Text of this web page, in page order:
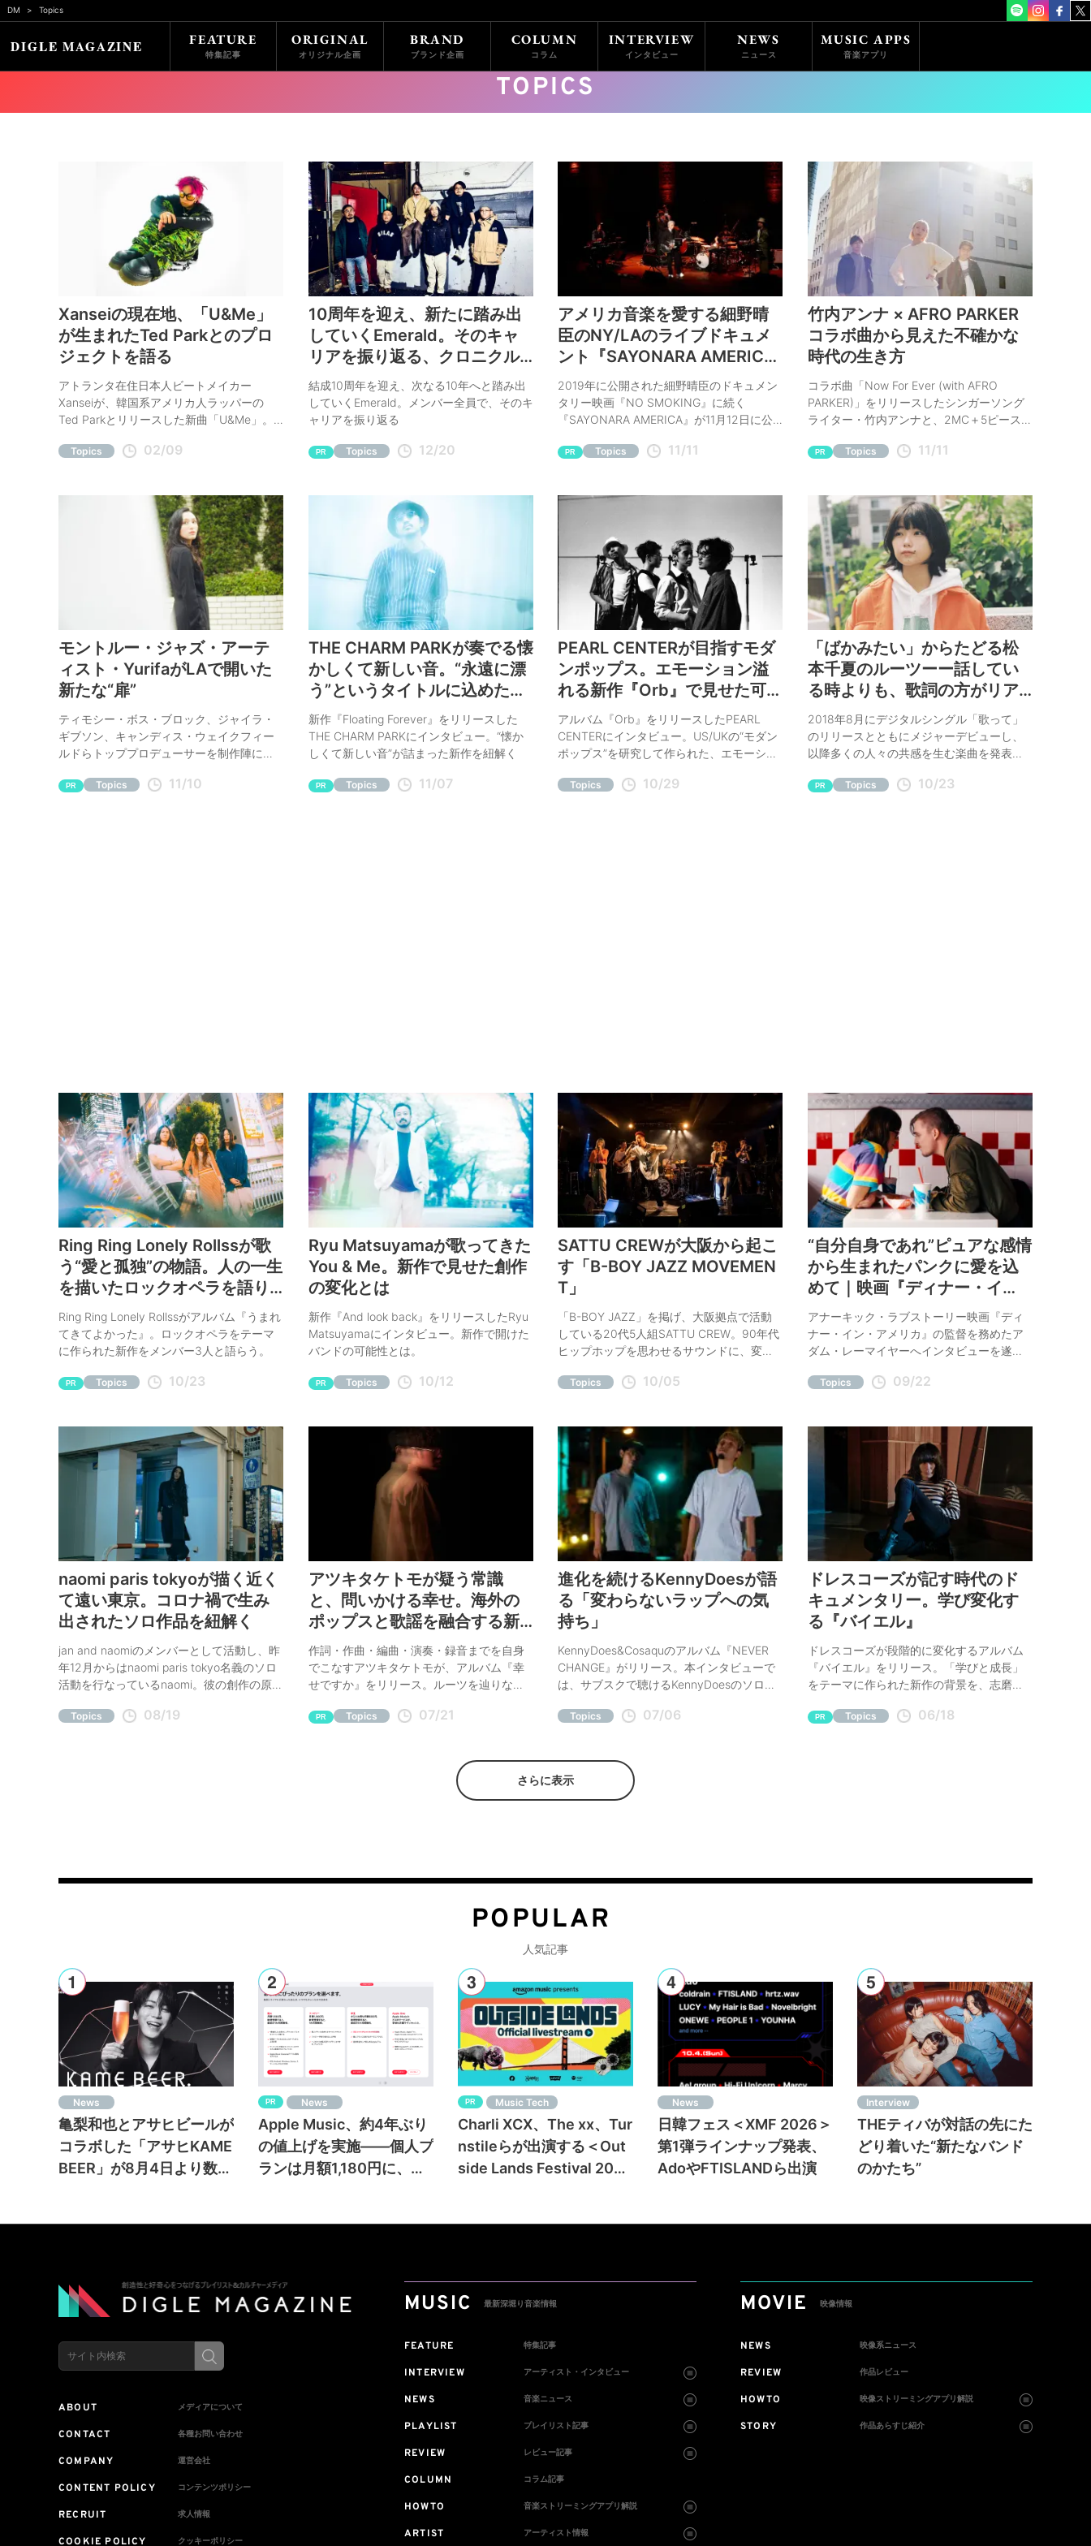
DM Topics
FEATURE
特集記事
ORIGINAL
オリジナル企画
BRAND
ブランド企画
COLUMN
コラム
INTERVIEW
インタビュー
NEWS
ニュース
MUSIC APPS
音楽アプリ
TOPICS
Xanseiの現在地、「U&Me」
が生まれたTed Parkとのプロ
ジェクトを語る
アトランタ在住日本人ビートメイカー
Xanseiが、韓国系アメリカ人ラッパーの
Ted Parkとリリースした新曲「U&Me」。
Xanseiの今を紐解く活動の振り返り、心境
深く探るプレイリストも。
Topics 02/09
10周年を迎え、新たに踏み出
していくEmerald。そのキャ
リアを振り返る、クロニクル
インタビュー
結成10周年を迎え、次なる10年へと踏み出
していくEmerald。メンバー全員で、そのキ
ャリアを振り返る
PR Topics 12/20
アメリカ音楽を愛する細野晴
臣のNY/LAのライブドキュメ
ント『SAYONARA AMERIC
A』監督・佐渡岳利インタビュ
ー
2019年に公開された細野晴臣のドキュメン
タリー映画『NO SMOKING』に続く
『SAYONARA AMERICA』が11月12日に公
者が映画の感想を直接述べながら、映画制
PR Topics 11/11
竹内アンナ × AFRO PARKER
コラボ曲から見えた不確かな
時代の生き方
コラボ曲「Now For Ever (with AFRO
PARKER)」をリリースしたシンガーソング
ライター・竹内アンナと、2MC＋5ピースバ
の異なる2組による、ポジティブなフィーリ
PR Topics 11/11
モントルー・ジャズ・アーテ
ィスト・YurifaがLAで開いた
新たな“扉”
ティモシー・ボス・ブロック、ジャイラ・
ギブソン、キャンディス・ウェイクフィー
ルドらトッププロデューサーを制作陣に迎
インタビュー。Yurifaが第一線のプロデュー
PR Topics 11/10
THE CHARM PARKが奏でる懐
かしくて新しい音。“永遠に漂
う”というタイトルに込めた想
い
新作『Floating Forever』をリリースした
THE CHARM PARKにインタビュー。“懐か
しくて新しい音”が詰まった新作を紐解く
PR Topics 11/07
PEARL CENTERが目指すモダ
ンポップス。エモーション溢
れる新作『Orb』で見せた可能
性
アルバム『Orb』をリリースしたPEARL
CENTERにインタビュー。US/UKの“モダン
ポップス”を研究して作られた、エモーショ
Topics 10/29
「ばかみたい」からたどる松
本千夏のルーツーー話してい
る時よりも、歌詞の方がリア
ル
2018年8月にデジタルシングル「歌って」
のリリースとともにメジャーデビューし、
以降多くの人々の共感を生む楽曲を発表し
にインタビュー。彼女自身のルーツを遡り
PR Topics 10/23
Ring Ring Lonely Rollssが歌
う“愛と孤独”の物語。人の一生
を描いたロックオペラを語り
合う
Ring Ring Lonely Rollssがアルバム『うまれ
てきてよかった』。ロックオペラをテーマ
に作られた新作をメンバー3人と語らう。
PR Topics 10/23
Ryu Matsuyamaが歌ってきた
You & Me。新作で見せた創作
の変化とは
新作『And look back』をリリースしたRyu
Matsuyamaにインタビュー。新作で開けた
バンドの可能性とは。
PR Topics 10/12
SATTU CREWが大阪から起こ
す「B-BOY JAZZ MOVEMEN
T」
「B-BOY JAZZ」を掲げ、大阪拠点で活動
している20代5人組SATTU CREW。90年代
ヒップホップを思わせるサウンドに、変則
ロントマン／ラッパー・VER$Eに、バンド
ついて尋ねた。
Topics 10/05
“自分自身であれ”ピュアな感情
から生まれたパンクに愛を込
めて｜映画『ディナー・イ
ン・アメリカ』監督アダム・
レーマイヤー Interview
アナーキック・ラブストーリー映画『ディ
ナー・イン・アメリカ』の監督を務めたア
ダム・レーマイヤーへインタビューを遂
ンクバンドのリーダー、サイモンが出会う
ら、作品の構想やキャラクターの人物像を
Topics 09/22
naomi paris tokyoが描く近く
て遠い東京。コロナ禍で生み
出されたソロ作品を紐解く
jan and naomiのメンバーとして活動し、昨
年12月からはnaomi paris tokyo名義のソロ
活動を行なっているnaomi。彼の創作の原点
た。Topics 08/19
アツキタケトモが疑う常識
と、問いかける幸せ。海外の
ポップスと歌謡を融合する新
鋭に迫る
作詞・作曲・編曲・演奏・録音までを自身
でこなすアツキタケトモが、アルバム『幸
せですか』をリリース。ルーツを辿りなが
PR Topics 07/21
進化を続けるKennyDoesが語
る「変わらないラップへの気
持ち」
KennyDoes&Cosaquのアルバム『NEVER
CHANGE』がリリース。本インタビューで
は、サブスクで聴けるKennyDoesのソロ作
つ、今作の解説と彼のキャリアの中で「変
Topics 07/06
ドレスコーズが記す時代のド
キュメンタリー。学び変化す
る『バイエル』
ドレスコーズが段階的に変化するアルバム
『バイエル』をリリース。「学びと成長」
をテーマに作られた新作の背景を、志磨遼
PR Topics 06/18
さらに表示
POPULAR
人気記事
News
亀梨和也とアサヒビールが
コラボした「アサヒKAME
BEER」が8月4日より数量
PR News
Apple Music、約4年ぶり
の値上げを実施——個人プ
ランは月額1,180円に、フ
PR Music Tech
Charli XCX、The xx、Tur
nstileらが出演する＜Out
side Lands Festival 2026
News
日韓フェス＜XMF 2026＞
第1弾ラインナップ発表、
AdoやFTISLANDら出演
Interview
THEティバが対話の先にた
どり着いた“新たなバンド
のかたち”
ABOUT メディアについて
CONTACT 各種お問い合わせ
COMPANY 運営会社
CONTENT POLICY コンテンツポリシー
RECRUIT 求人情報
COOKIE POLICY クッキーポリシー
MUSIC 最新深堀り音楽情報
FEATURE 特集記事
INTERVIEW アーティスト・インタビュー
NEWS 音楽ニュース
PLAYLIST プレイリスト記事
REVIEW レビュー記事
COLUMN コラム記事
HOWTO 音楽ストリーミングアプリ解説
ARTIST アーティスト情報
MOVIE 映像情報
NEWS 映像系ニュース
REVIEW 作品レビュー
HOWTO 映像ストリーミングアプリ解説
STORY 作品あらすじ紹介